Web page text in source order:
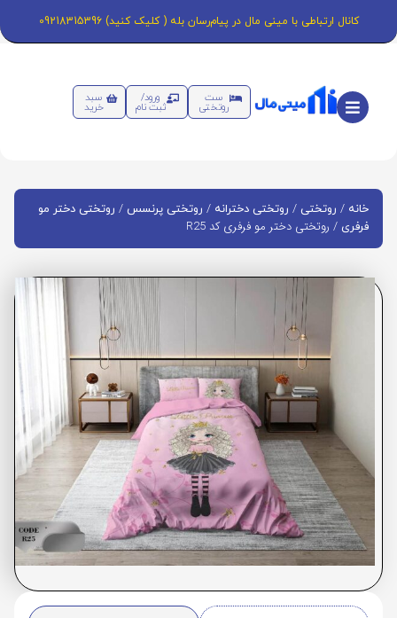
کانال ارتباطی با مینی مال در پیام‌رسان بله ( کلیک کنید) 09218315396
ست
روتختی
ورود/
ثبت نام
سبد
خرید
خانه / روتختی / روتختی دخترانه / روتختی پرنسس / روتختی دختر مو
فرفری / روتختی دختر مو فرفری کد R25